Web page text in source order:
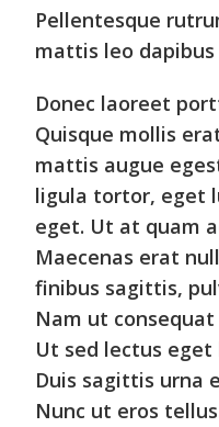
Pellentesque
mattis leo dapibus
Donec laoreet
Quisque mollis
mattis augue
ligula tortor, eget
eget. Ut at quam
Maecenas erat
finibus sagittis,
Nam ut
Ut sed lectus
Duis sagittis urna
Nunc ut eros